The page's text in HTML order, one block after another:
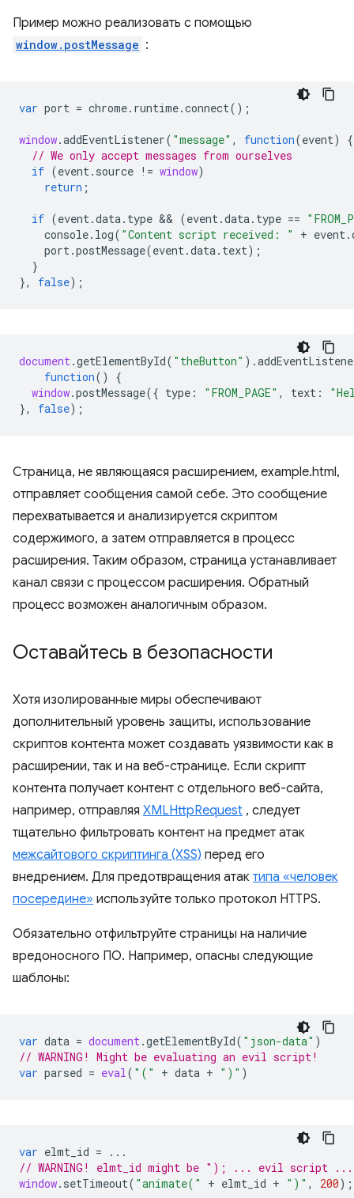
Пример можно реализовать с помощью
window.postMessage :
var port = chrome. runtime.connect();
window.addEventListener( "message" , function(event)
{
// We only accept messages from ourselves
if (event. source != window)
return ;
if (event.data. type && (event.data. type ==
console. log( "Content script received: " + event.
port.postMessage(event.data. text);
}
},
false);
document.getElementById( "theButton" ).
function()
{
window.postMessage({ type : "FROM_PAGE" , text :
},
false);
Страница, не являющаяся расширением, example.html,
отправляет сообщения самой себе. Это сообщение
перехватывается и анализируется скриптом
содержимого, а затем отправляется в процесс
расширения. Таким образом, страница устанавливает
канал связи с процессом расширения. Обратный
процесс возможен аналогичным образом.
Оставайтесь в безопасности
Хотя изолированные миры обеспечивают
дополнительный уровень защиты, использование
скриптов контента может создавать уязвимости как в
расширении, так и на веб-странице. Если скрипт
контента получает контент с отдельного веб-сайта,
например, отправляя XMLHttpRequest , следует
тщательно фильтровать контент на предмет атак
межсайтового скриптинга (XSS) перед его
внедрением. Для предотвращения атак типа «человек
посередине» используйте только протокол HTTPS.
Обязательно отфильтруйте страницы на наличие
вредоносного ПО. Например, опасны следующие
шаблоны:
var data = document.getElementById( "json-data" )
// WARNING! Might be evaluating an evil script!
var parsed = eval( "(" + data + ")" )
var elmt_id =
...
// WARNING! elmt_id might be "); ... evil script
window. setTimeout( "animate(" + elmt_id + ")" , 200);